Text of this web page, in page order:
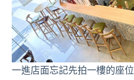
一進店面忘記先拍一樓的座位